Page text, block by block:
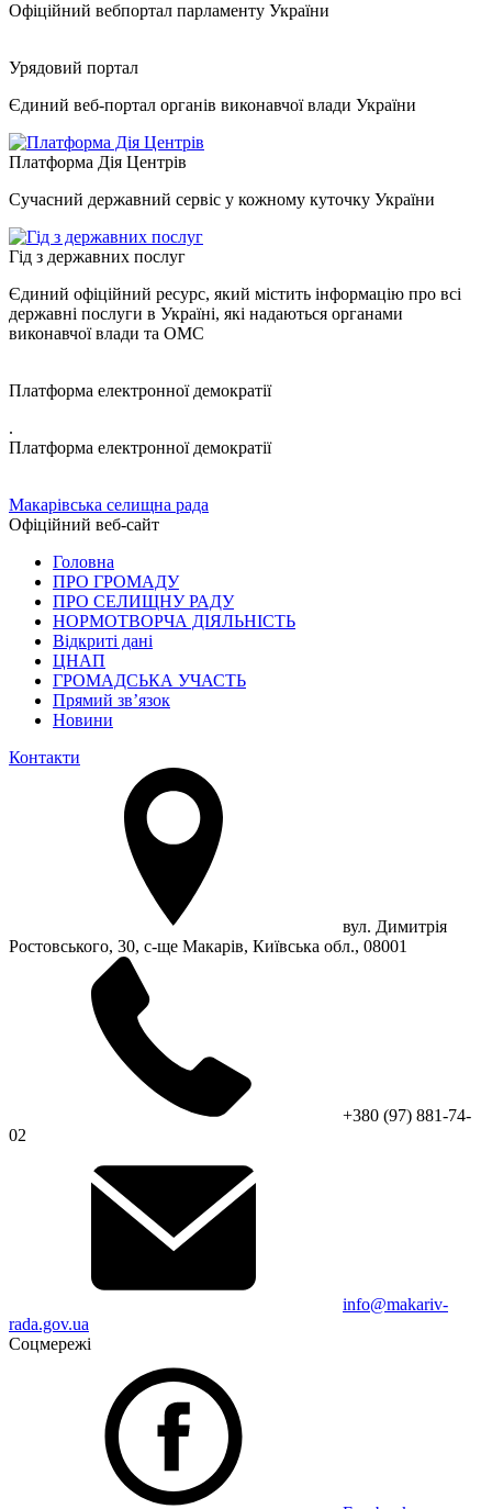
Офіційний вебпортал парламенту України
Урядовий портал
Єдиний веб-портал органів виконавчої влади України
Платформа Дія Центрів
Сучасний державний сервіс у кожному куточку України
Гід з державних послуг
Єдиний офіційний ресурс, який містить інформацію про всі
державні послуги в Україні, які надаються органами
виконавчої влади та ОМС
Платформа електронної демократії
.
Платформа електронної демократії
Макарівська селищна рада
Офіційний веб-сайт
Головна
ПРО ГРОМАДУ
ПРО СЕЛИЩНУ РАДУ
НОРМОТВОРЧА ДІЯЛЬНІСТЬ
Відкриті дані
ЦНАП
ГРОМАДСЬКА УЧАСТЬ
Прямий зв’язок
Новини
Контакти
вул. Димитрія
Ростовського, 30, с-ще Макарів, Київська обл., 08001
+380 (97) 881-74-
02
info@makariv-
rada.gov.ua
Соцмережі